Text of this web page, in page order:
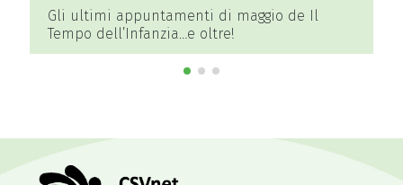
Cremona, finanziati da Regione Lombardia
due progetti per orti collettivi e dedicati
all’educazione ambientale